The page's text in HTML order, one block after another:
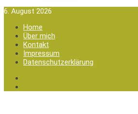
6. August 2026
Home
Über mich
Kontakt
Impressum
Datenschutzerklärung